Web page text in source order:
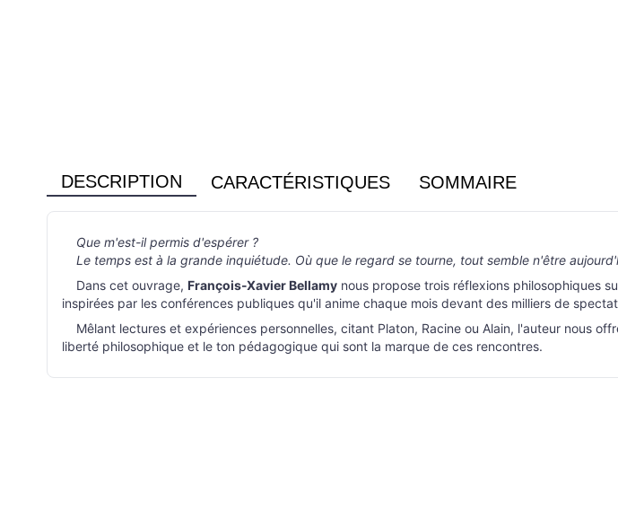
DESCRIPTION CARACTÉRISTIQUES SOMMAIRE
Que m'est-il permis d'espérer ?
Le temps est à la grande inquiétude. Où que le regard se tourne, tout semble n'être
Dans cet ouvrage, François-Xavier Bellamy nous propose trois réflexions philosophiques
inspirées par les conférences publiques qu'il anime chaque mois devant des milliers de
Mêlant lectures et expériences personnelles, citant Platon, Racine ou Alain, l'auteur nous
liberté philosophique et le ton pédagogique qui sont la marque de ces rencontres.